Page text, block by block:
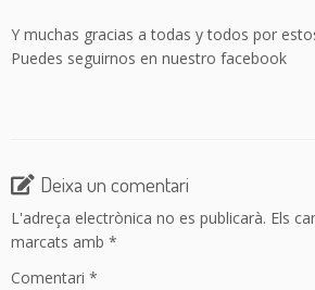
Y muchas gracias a todas y todos por
Puedes seguirnos en nuestro facebook
Deixa un comentari
L'adreça electrònica no es publicarà. Els
marcats amb *
Comentari *